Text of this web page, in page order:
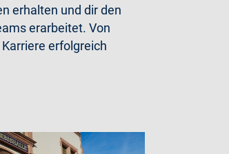
erhalten und dir den
erarbeitet. Von
erfolgreich